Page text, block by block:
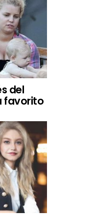
del
favorito